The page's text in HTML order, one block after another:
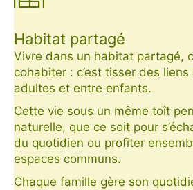
Habitat partagé
Vivre dans un habitat partagé,
cohabiter : c’est tisser des
adultes et entre enfants.
Cette vie sous un même toît
naturelle, que ce soit pour
du quotidien ou profiter
espaces communs.
Chaque famille gère son